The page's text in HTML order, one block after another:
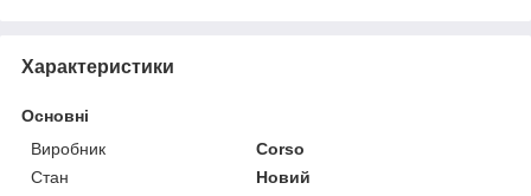
Характеристики
Основні
Виробник
Corso
Стан
Новий